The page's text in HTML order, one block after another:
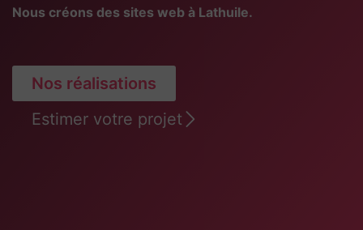
Nous créons des sites web à Lathuile.
Nos réalisations
Estimer votre projet